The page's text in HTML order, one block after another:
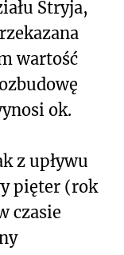
Stryja,
wartość
ok.
z upływu
pięter (rok
czasie